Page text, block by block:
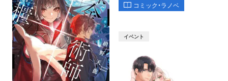
コミック・ラノベ
イベント